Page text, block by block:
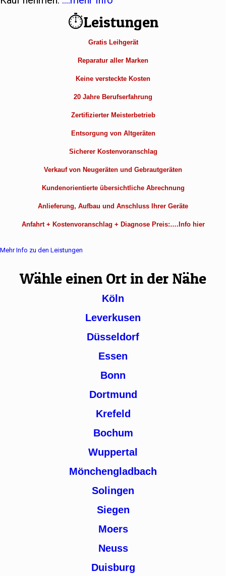
⏱Leistungen
Gratis Leihgerät
Reparatur aller Marken
Keine versteckte Kosten
20 Jahre Berufserfahrung
Zertifizierter Meisterbetrieb
Entsorgung von Altgeräten
Sicherer Kostenvoranschlag
Verkauf von Neugeräten und Gebrautgeräten
Kundenorientierte übersichtliche Abrechnung
Anlieferung, Aufbau und Anschluss Ihrer Geräte
Anfahrt + Kostenvoranschlag + Diagnose Preis:….Info hier
Mehr Info zu den Leistungen
Wähle einen Ort in der Nähe
Köln
Leverkusen
Düsseldorf
Essen
Bonn
Dortmund
Krefeld
Bochum
Wuppertal
Mönchengladbach
Solingen
Siegen
Moers
Neuss
Duisburg